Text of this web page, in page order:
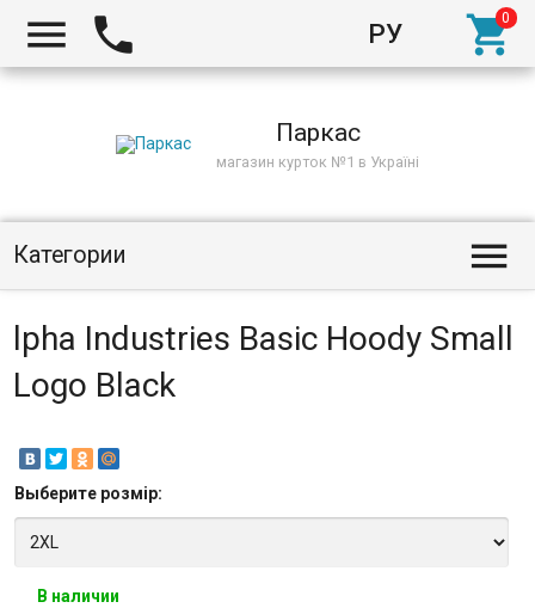
РУ
  
Паркас
магазин курток №1 в Україні
Категории 
lpha Industries Basic Hoody Small
Logo Black
Выберите розмір:
В наличии